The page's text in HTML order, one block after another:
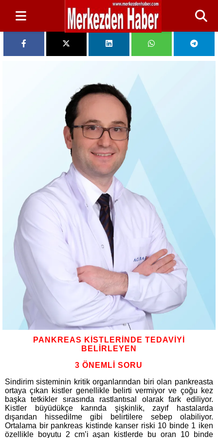
PANKREAS KİSTLERİNDE TEDAVİYİ
BELİRLEYEN
3 ÖNEMLİ SORU
Sindirim sisteminin kritik organlarından biri olan pankreasta
ortaya çıkan kistler genellikle belirti vermiyor ve çoğu kez
başka tetkikler sırasında rastlantısal olarak fark ediliyor.
Kistler büyüdükçe karında şişkinlik, zayıf hastalarda
dışarıdan hissedilme gibi belirtilere sebep olabiliyor.
Ortalama bir pankreas kistinde kanser riski 10 binde 1 iken
özellikle boyutu 2 cm’i aşan kistlerde bu oran 10 binde